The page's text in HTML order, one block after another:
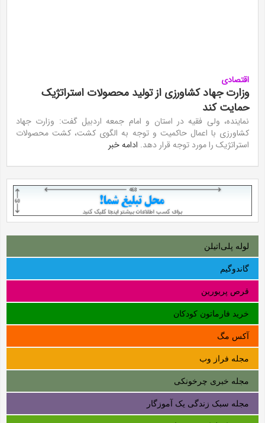
اقتصادی
وزارت جهاد کشاورزی از تولید محصولات استراتژیک
حمایت کند
نماینده، ولی فقیه در استان و امام جمعه اردبیل گفت: وزارت جهاد
کشاورزی با اعمال حاکمیت و توجه به الگوی کشت، کشت محصولات
استراتژیک را مورد توجه قرار دهد. ادامه خبر
لوله‌ پلی‌اتیلن
گاندوگیم
قرص پریورین
خرید فارماتون کودکان
آکس مگ
مجله فراز وب
مجله خبری چرخونکی
مجله سبک زندگی یک آموزگار